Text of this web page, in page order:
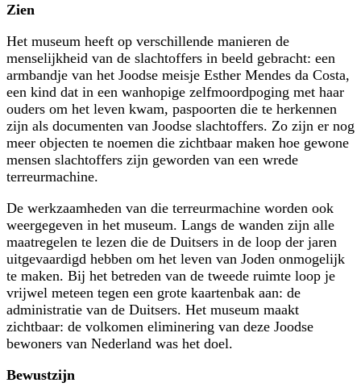
Zien
Het museum heeft op verschillende manieren de
menselijkheid van de slachtoffers in beeld gebracht: een
armbandje van het Joodse meisje Esther Mendes da Costa,
een kind dat in een wanhopige zelfmoordpoging met haar
ouders om het leven kwam, paspoorten die te herkennen
zijn als documen­ten van Joodse slachtoffers. Zo zijn er nog
meer objecten te noemen die zichtbaar maken hoe gewone
mensen slachtoffers zijn geworden van een wrede
terreurmachine.
De werkzaamheden van die terreurmachine worden ook
weergegeven in het museum. Langs de wanden zijn alle
maatregelen te lezen die de Duitsers in de loop der jaren
uitgevaardigd hebben om het leven van Joden onmogelijk
te maken. Bij het betreden van de tweede ruimte loop je
vrijwel meteen tegen een grote kaartenbak aan: de
administratie van de Duitsers. Het museum maakt
zichtbaar: de volkomen eliminering van deze Joodse
bewoners van Nederland was het doel.
Bewustzijn